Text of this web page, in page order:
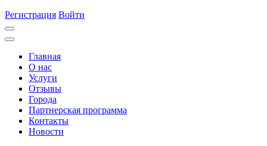
Регистрация Войти
Главная
О нас
Услуги
Отзывы
Города
Партнерская программа
Контакты
Новости